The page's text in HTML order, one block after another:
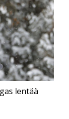
lentää